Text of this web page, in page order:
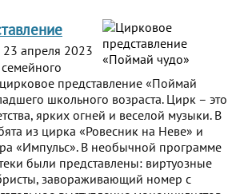
23 апреля 2023
цирковое представление «Поймай
школьного возраста. Цирк – это
ярких огней и веселой музыки. В
из цирка «Ровесник на Неве» и
«Импульс». В необычной программе
были представлены: виртуозные
завораживающий номер с